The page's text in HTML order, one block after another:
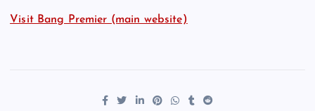
Visit Bang Premier (main website)